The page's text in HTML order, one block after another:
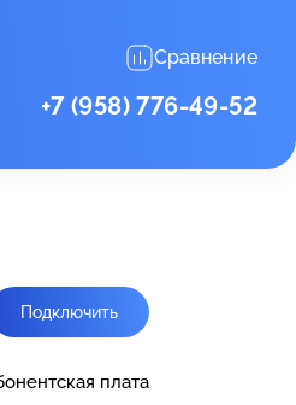
Сравнение
+7 (958) 776-49-52
Подключить
плата